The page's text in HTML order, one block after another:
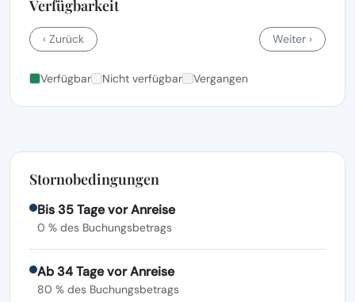
Verfügbarkeit
‹ Zurück Weiter ›
Verfügbar Nicht verfügbar Vergangen
Stornobedingungen
Bis 35 Tage vor Anreise
0 % des Buchungsbetrags
Ab 34 Tage vor Anreise
80 % des Buchungsbetrags